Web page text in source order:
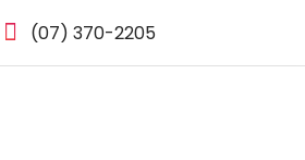
(07) 370-2205